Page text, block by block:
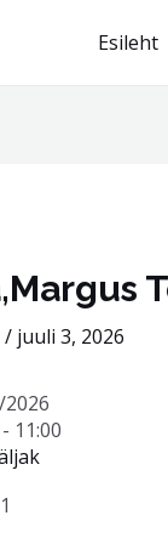
Esileht
/ juuli 3, 2026
- 11:00